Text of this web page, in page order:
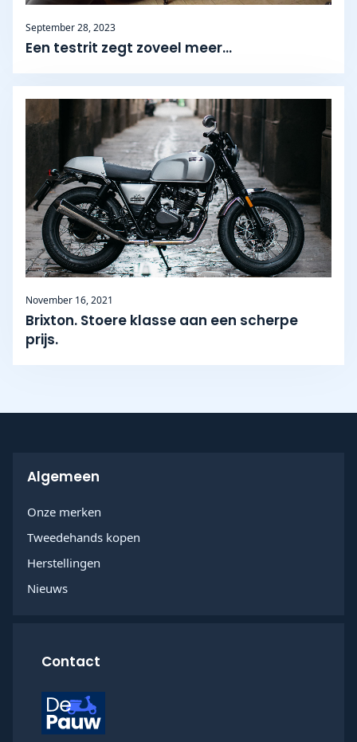
September 28, 2023
Een testrit zegt zoveel meer...
November 16, 2021
Brixton. Stoere klasse aan een scherpe
prijs.
Algemeen
Onze merken
Tweedehands kopen
Herstellingen
Nieuws
Contact